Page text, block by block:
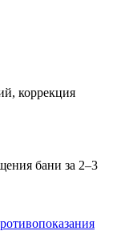
коррекция
бани за 2–3